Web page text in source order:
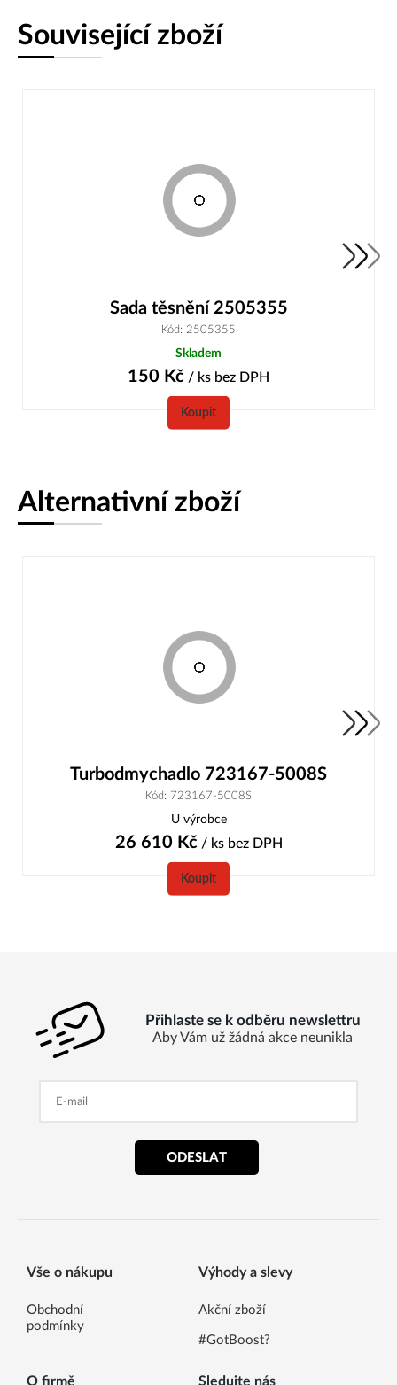
Související zboží
Sada těsnění 2505355
Kód: 2505355
Skladem
150 Kč / ks bez DPH
Koupit
Alternativní zboží
Turbodmychadlo 723167-5008S
Kód: 723167-5008S
U výrobce
26 610 Kč/ ks bez DPH
Koupit
Přihlaste se k odběru newslettru
Aby Vám už žádná akce neunikla
ODESLAT
Vše o nákupu
Obchodní
podmínky
Výhody a slevy
Akční zboží
#GotBoost?
O firmě Sledujte nás